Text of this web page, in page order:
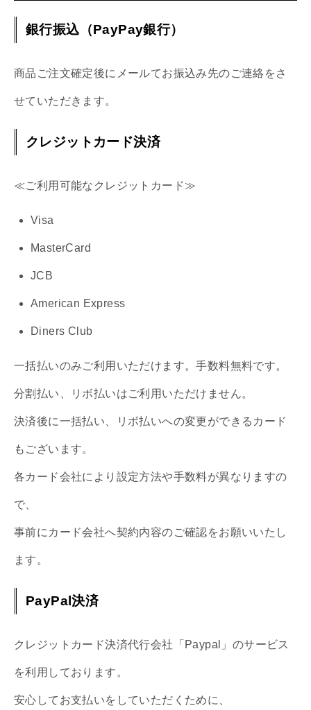
銀行振込（PayPay銀行）
商品ご注文確定後にメールてお振込み先のご連絡をさ
せていただきます。
クレジットカード決済
≪ご利用可能なクレジットカード≫
Visa
MasterCard
JCB
American Express
Diners Club
一括払いのみご利用いただけます。手数料無料です。
分割払い、リボ払いはご利用いただけません。
決済後に一括払い、リボ払いへの変更ができるカード
もございます。
各カード会社により設定方法や手数料が異なりますの
で、
事前にカード会社へ契約内容のご確認をお願いいたし
ます。
PayPal決済
クレジットカード決済代行会社「Paypal」のサービス
を利用しております。
安心してお支払いをしていただくために、